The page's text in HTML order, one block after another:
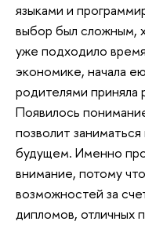
языками и
выбор был сложным,
уже подходило
экономике, начала
родителями приняла
Появилось
позволит
будущем. Именно
внимание, потому
возможностей за
дипломов, отличных